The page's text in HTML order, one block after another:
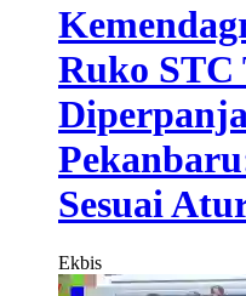
Ruko STC
Sesuai
Ekbis